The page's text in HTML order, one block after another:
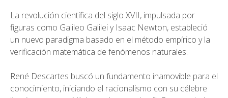
La revolución científica del siglo XVII, impulsada por
figuras como Galileo Galilei y Isaac Newton, estableció
un nuevo paradigma basado en el método empírico y la
verificación matemática de fenómenos naturales.
René Descartes buscó un fundamento inamovible para el
conocimiento, iniciando el racionalismo con su célebre